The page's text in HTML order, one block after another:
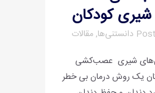
کودکان
دانستنی‌ها,مقالات
شیری عصب‌کشی
یک روش درمان بی خطر